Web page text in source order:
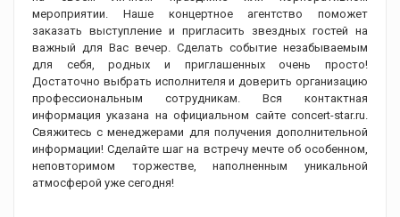
мероприятии. Наше концертное агентство поможет
заказать выступление и пригласить звездных гостей на
важный для Вас вечер. Сделать событие незабываемым
для себя, родных и приглашенных очень просто!
Достаточно выбрать исполнителя и доверить организацию
профессиональным сотрудникам. Вся контактная
информация указана на официальном сайте concert-star.ru.
Свяжитесь с менеджерами для получения дополнительной
информации! Сделайте шаг на встречу мечте об особенном,
неповторимом торжестве, наполненным уникальной
атмосферой уже сегодня!